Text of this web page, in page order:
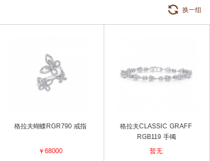
换一组
格拉夫蝴蝶RGR790 戒指
￥68000
格拉夫CLASSIC GRAFF
RGB119 手镯
暂无